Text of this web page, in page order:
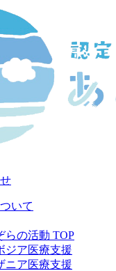
いて
らの活動 TOP
ジア医療支援
ニア医療支援